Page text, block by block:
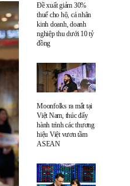
Đề xuất giảm 30%
thuế cho hộ, cá nhân
kinh doanh, doanh
nghiệp thu dưới 10 tỷ
đồng
Moonfolks ra mắt tại
Việt Nam, thúc đẩy
hành trình các thương
hiệu Việt vươn tầm
ASEAN